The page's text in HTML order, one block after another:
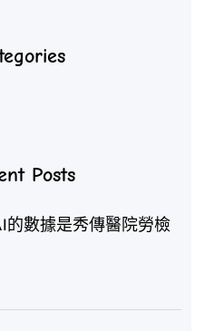
Posts
的數據是秀傳醫院勞檢